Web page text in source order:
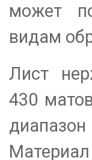
может
видам
Лист
430